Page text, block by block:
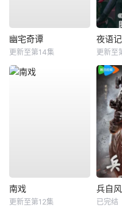
幽宅奇谭
更新至第14集
夜语记
更新至
南戏
更新至第12集
兵自
已完结